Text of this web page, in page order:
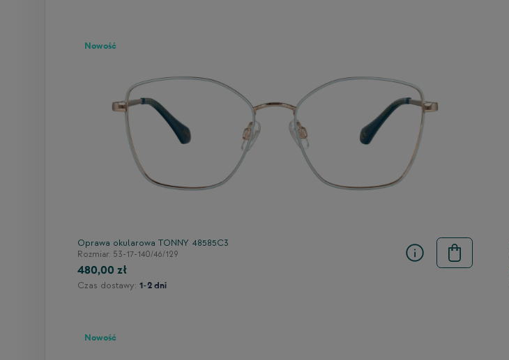
Nowość
Oprawa okularowa TONNY 48585C3
Rozmiar: 53-17-140/46/129
480,00 zł
Czas dostawy: 1-2 dni
Nowość